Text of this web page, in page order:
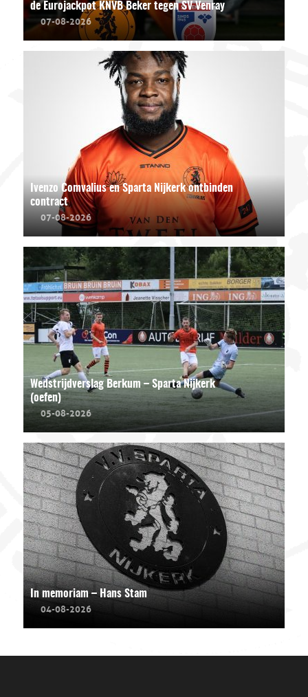
de Eurojackpot KNVB Beker tegen SV Venray
07-08-2026
Ivenzo Comvalius en Sparta Nijkerk ontbinden
contract
07-08-2026
Wedstrijdverslag Berkum – Sparta Nijkerk
(oefen)
05-08-2026
In memoriam – Hans Stam
04-08-2026